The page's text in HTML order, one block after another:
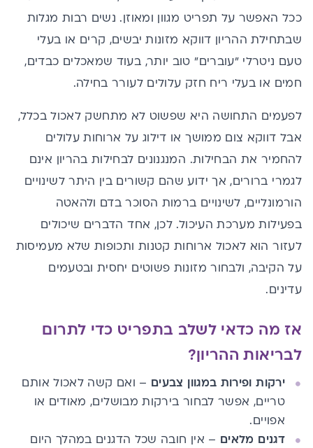
ככל האפשר על תפריט מגוון ומאוזן. נשים רבות מגלות
שבתחילת ההריון דווקא מזונות יבשים, קרים או בעלי
טעם ניטרלי "עוברים" טוב יותר, בעוד שמאכלים כבדים,
חמים או בעלי ריח חזק עלולים לעורר בחילה.
לפעמים התחושה היא שפשוט לא מתחשק לאכול בכלל,
אבל דווקא צום ממושך או דילוג על ארוחות עלולים
להחמיר את הבחילות. המנגנונים לבחילות בהריון אינם
לגמרי ברורים, אך ידוע שהם קשורים בין היתר לשינויים
הורמונליים, לשינויים ברמות הסוכר בדם ולהאטה
בפעילות מערכת העיכול. לכן, אחד הדברים שיכולים
לעזור הוא לאכול ארוחות קטנות ותכופות שלא מעמיסות
על הקיבה, ולבחור מזונות פשוטים יחסית ובטעמים
עדינים.
אז מה כדאי לשלב בתפריט כדי לתרום
לבריאות ההריון?
ירקות ופירות במגוון צבעים – ואם קשה לאכול אותם
טריים, אפשר לבחור בירקות מבושלים, מאודים או
אפויים.
דגנים מלאים – אין חובה שכל הדגנים במהלך היום